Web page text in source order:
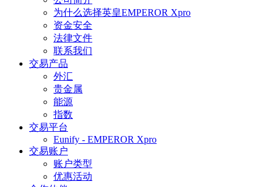
为什么选择英皇EMPEROR Xpro
资金安全
法律文件
联系我们
交易产品
外汇
贵金属
能源
指数
交易平台
Eunify - EMPEROR Xpro
交易账户
账户类型
优惠活动